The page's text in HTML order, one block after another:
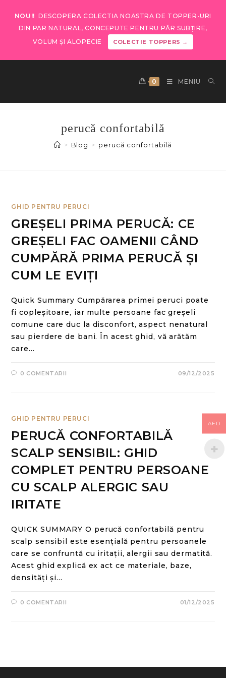
NOU!! DESCOPERA COLECTIA NOASTRA DE TOPPER-URI
DIN PAR NATURAL, CONCEPUTE PENTRU PĂR SUBȚIRE,
VOLUM ȘI ALOPECIE
COLECTIE TOPPERS →
0 MENIU
perucă confortabilă
> Blog > perucă confortabilă
GHID PENTRU PERUCI
GREȘELI PRIMA PERUCĂ: CE
GREȘELI FAC OAMENII CÂND
CUMPĂRĂ PRIMA PERUCĂ ȘI
CUM LE EVIȚI
Quick Summary Cumpărarea primei peruci poate
fi copleșitoare, iar multe persoane fac greșeli
comune care duc la disconfort, aspect nenatural
sau pierdere de bani. În acest ghid, vă arătăm
care…
0 COMENTARII 09/12/2025
GHID PENTRU PERUCI
PERUCĂ CONFORTABILĂ
SCALP SENSIBIL: GHID
COMPLET PENTRU PERSOANE
CU SCALP ALERGIC SAU
IRITATE
QUICK SUMMARY O perucă confortabilă pentru
scalp sensibil este esențială pentru persoanele
care se confruntă cu iritații, alergii sau dermatită.
Acest ghid explică ex act ce materiale, baze,
densități și…
0 COMENTARII 01/12/2025
AED